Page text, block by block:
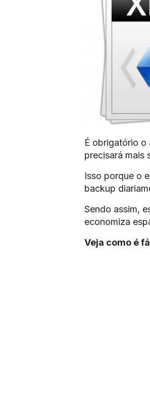
É obrigatório
precisará mais
Isso porque o
backup
Sendo assim,
economiza
Veja como é